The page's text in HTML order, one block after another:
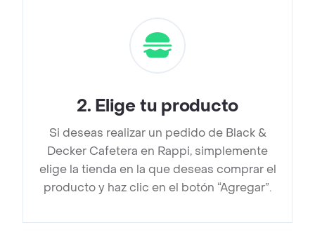
2. Elige tu producto
Si deseas realizar un pedido de Black &
Decker Cafetera en Rappi, simplemente
elige la tienda en la que deseas comprar el
producto y haz clic en el botón “Agregar”.